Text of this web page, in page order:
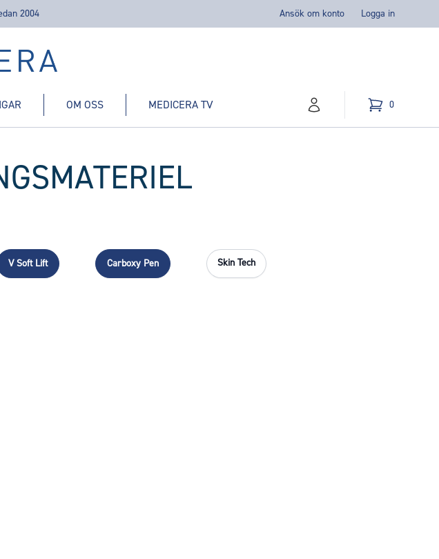
2004 Ansök om konto Logga in
AB
OM OSS MEDICERA TV konto Kundvagn
0
varor i
V Soft Lift Carboxy Pen Skin Tech